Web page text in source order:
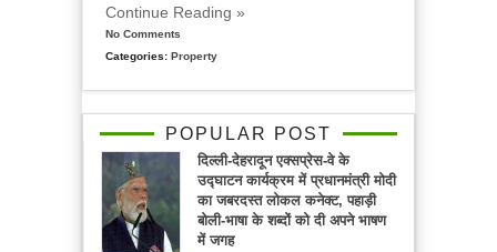
Continue Reading »
No Comments
Categories: Property
POPULAR POST
दिल्ली-देहरादून एक्सप्रेस-वे के
उद्घाटन कार्यक्रम में प्रधानमंत्री मोदी
का जबरदस्त लोकल कनेक्ट, पहाड़ी
बोली-भाषा के शब्दों को दी अपने भाषण
में जगह